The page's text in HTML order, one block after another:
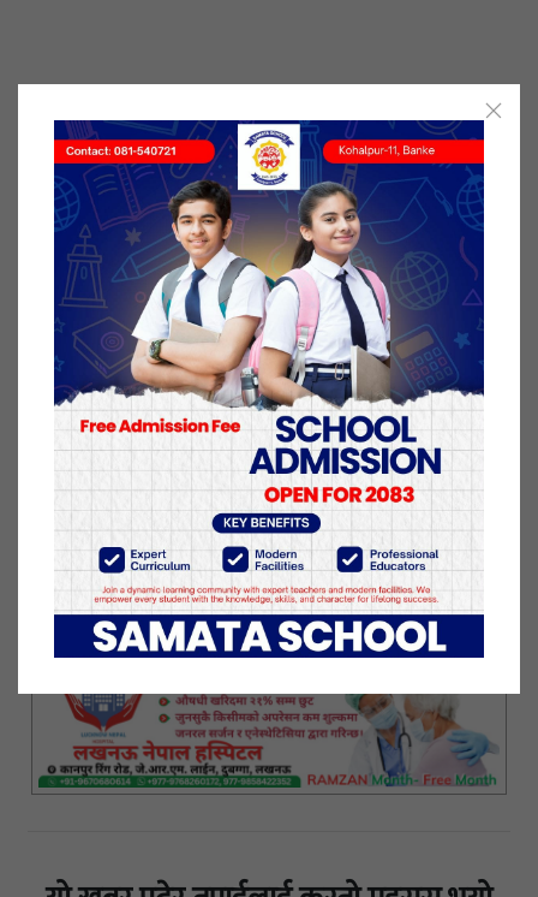
ओली सरकारको अधिनायकवादी, सर्वसत्तावादी, निरंकुश र
स्वेच्छाचारी चरित्रबाट उत्पन्न लोकतान्त्रिक मूल्य, मान्यता र
संवैधानिक व्यवस्था प्रतिकूल बदनियतपूर्ण कार्यका विरुद्धमा
कोहलपुर नगरका बिभिन्न भागको परिक्रमा गरि सभा गरेकोे हो
विराेध सभामा सेल्फी खिच्दै बैजनाथ गाउँपालिका वडा न ८
का वडा सदस्य धिरेन्द् शिह ।
सभामा बाँकेका विभिन्न स्थान बाट नेता कायर्कताहरूकाे
सहभागिता रहेकाे थियाे । विशेष गरि विराेध सभामा बाँकेका
बैजनाथ, काेहलपुर खजुरा , लगाएतका नेता कायर्कताहरूकाे
बाग्लाे सहभागिता रहकाे थियाे ।
२५ पुष २०७७, शनिबार प्रकाशित